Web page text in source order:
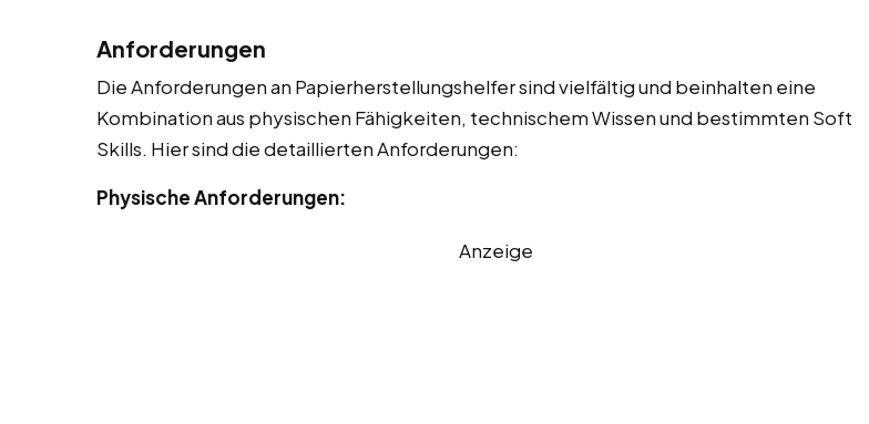
Anforderungen
Die Anforderungen an Papierherstellungshelfer sind vielfältig und beinhalten eine
Kombination aus physischen Fähigkeiten, technischem Wissen und bestimmten Soft
Skills. Hier sind die detaillierten Anforderungen:
Physische Anforderungen:
Anzeige